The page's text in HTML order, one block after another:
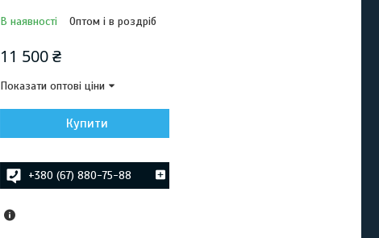
В наявності Оптом і в роздріб
11 500 ₴
Показати оптові ціни
Купити
+380 (67) 880-75-88